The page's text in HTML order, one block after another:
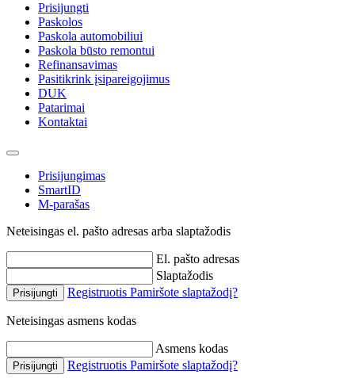
Prisijungti
Paskolos
Paskola automobiliui
Paskola būsto remontui
Refinansavimas
Pasitikrink įsipareigojimus
DUK
Patarimai
Kontaktai
Prisijungimas
SmartID
M-parašas
Neteisingas el. pašto adresas arba slaptažodis
El. pašto adresas
Slaptažodis
Prisijungti Registruotis Pamiršote slaptažodį?
Neteisingas asmens kodas
Asmens kodas
Prisijungti Registruotis Pamiršote slaptažodį?